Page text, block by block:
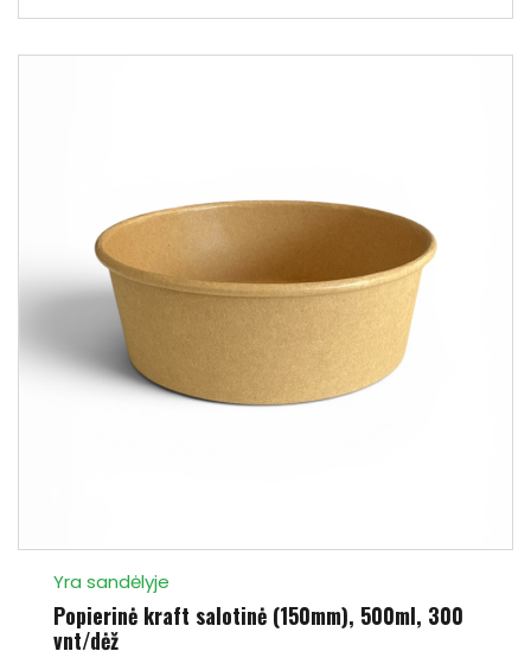
Yra sandėlyje
Popierinė kraft salotinė (150mm), 500ml, 300
vnt/dėž